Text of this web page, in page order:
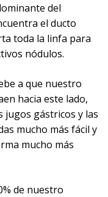
del
el ducto
toda la linfa para
nódulos.
a que nuestro
hacia este lado,
jugos gástricos y las
mucho más fácil y
mucho más
de nuestro